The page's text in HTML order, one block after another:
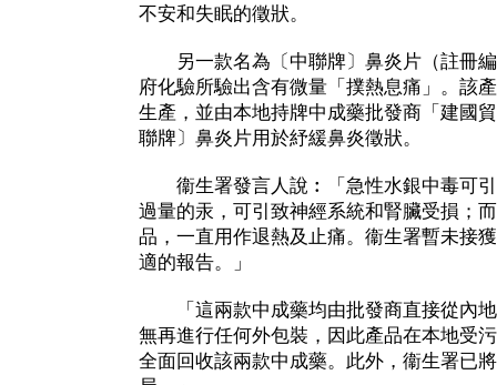
不安和失眠的徵狀。
另一款名為〔中聯牌〕鼻炎片（註冊編
府化驗所驗出含有微量「撲熱息痛」。該
生產，並由本地持牌中成藥批發商「建國
聯牌〕鼻炎片用於紓緩鼻炎徵狀。
衞生署發言人說︰「急性水銀中毒可引
過量的汞，可引致神經系統和腎臟受損；
品，一直用作退熱及止痛。衞生署暫未接
適的報告。」
「這兩款中成藥均由批發商直接從內地
無再進行任何外包裝，因此產品在本地受
全面回收該兩款中成藥。此外，衞生署已